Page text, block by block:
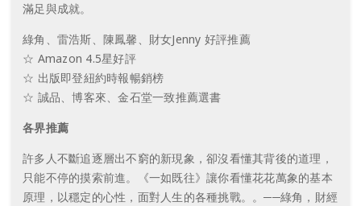
滿足與成就。
綠角、雷浩斯、陳鳳馨、財女Jenny 好評推薦
☆ Amazon 4.5星好評
☆ 出版即登紐約時報暢銷榜
☆ 誠品、博客來、金石堂一致推薦選書
各界推薦
許多人不斷追逐層出不窮的新現象，卻沒看懂其背後的道理，
只能不停的摸索前進。《一如既往》讓你看懂花花萬象的基本
原理，以穩定的心性，面對人生的各種挑戰。。──綠角，財經